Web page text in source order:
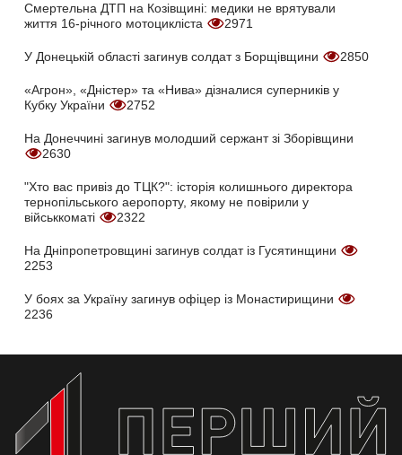
Смертельна ДТП на Козівщині: медики не врятували
життя 16-річного мотоцикліста
2971
У Донецькій області загинув солдат з Борщівщини 2850
«Агрон», «Дністер» та «Нива» дізналися суперників у
Кубку України
2752
На Донеччині загинув молодший сержант зі Зборівщини
2630
"Хто вас привіз до ТЦК?": історія колишнього директора
тернопільського аеропорту, якому не повірили у
військкоматі
2322
На Дніпропетровщині загинув солдат із Гусятинщини
2253
У боях за Україну загинув офіцер із Монастирищини
2236